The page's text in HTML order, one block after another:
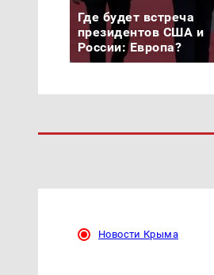
Где будет встреча
президентов США и
России: Европа?
Новости Крыма